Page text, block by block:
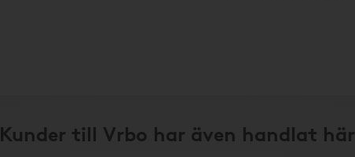
Kunder till Vrbo har även handlat här